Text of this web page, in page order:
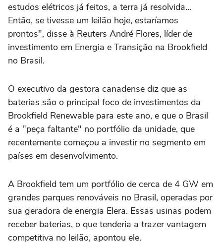
estudos elétricos já ‌feitos, a terra já resolvida...
Então, se tivesse um leilão hoje, ‌estaríamos
prontos", disse à Reuters André Flores, líder de
investimento em Energia e Transição na Brookfield
⁠no Brasil.
O executivo da gestora canadense diz que as
baterias são o principal foco de investimentos da
Brookfield Renewable para este ano, e que o Brasil
é a "peça faltante" no portfólio da unidade, que
recentemente começou a investir no segmento em
países em desenvolvimento.
A Brookfield tem um portfólio de cerca de 4 GW em
grandes parques renováveis no Brasil, operadas por
sua geradora de energia Elera. Essas usinas podem
receber baterias, o que ‌tenderia a trazer vantagem
competitiva no leilão, apontou ele.